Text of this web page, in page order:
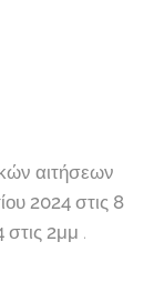
αιτήσεων
2024 στις 8
στις 2μμ .